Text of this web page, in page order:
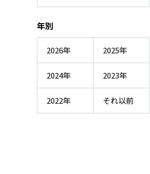
年別
2026年 2025年
2024年 2023年
2022年 それ以前